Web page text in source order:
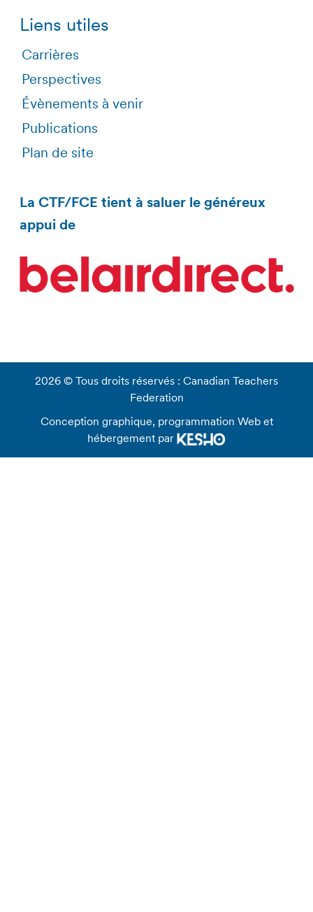
Liens utiles
Carrières
Perspectives
Évènements à venir
Publications
Plan de site
La CTF/FCE tient à saluer le généreux
appui de
2026 © Tous droits réservés : Canadian Teachers
Federation
Conception graphique, programmation Web et
hébergement par